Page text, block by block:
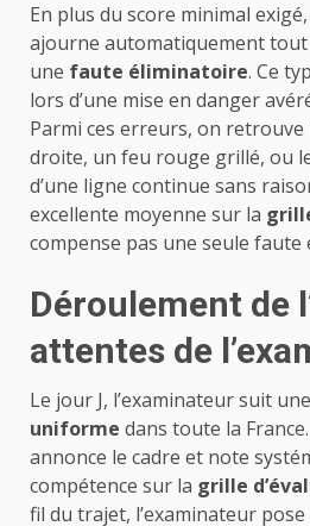
En plus du score minimal
ajourne automatiquement
une faute éliminatoire. Ce
lors d’une mise en danger
Parmi ces erreurs, on
droite, un feu rouge grillé, ou
d’une ligne continue sans
excellente moyenne sur la
compense pas une seule faute
Déroulement de
attentes de
Le jour J, l’examinateur suit une
uniforme dans toute la
annonce le cadre et note
compétence sur la grille
fil du trajet, l’examinateur